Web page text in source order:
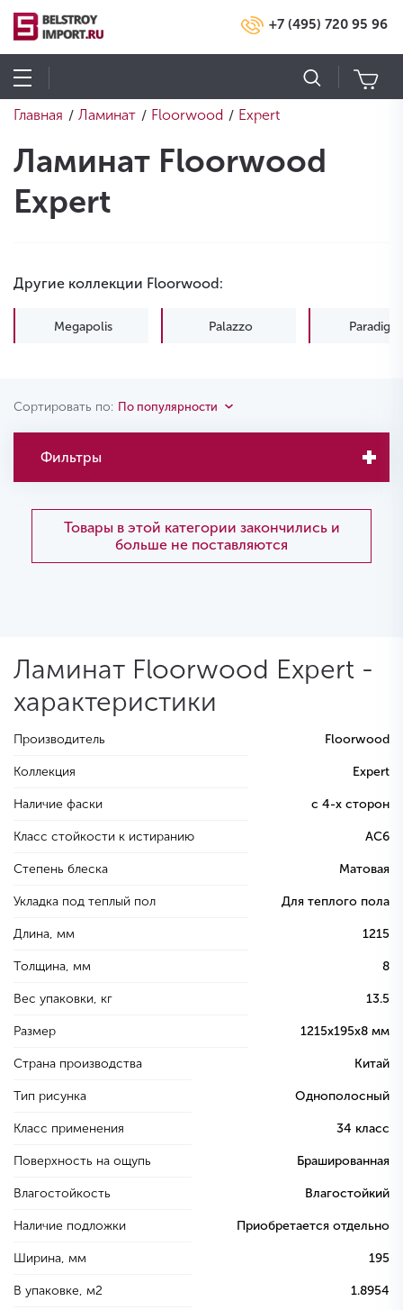
+7 (495) 720 95 96
Главная / Ламинат / Floorwood / Expert
Ламинат Floorwood
Expert
Другие коллекции Floorwood:
Megapolis Palazzo
Сортировать по: По популярности
Фильтры
Товары в этой категории закончились и
больше не поставляются
Ламинат Floorwood Expert -
характеристики
Производитель Floorwood
Коллекция Expert
Наличие фаски с 4-х сторон
Класс стойкости к истиранию AC6
Степень блеска Матовая
Укладка под теплый пол Для теплого пола
Длина, мм 1215
Толщина, мм 8
Вес упаковки, кг 13.5
Размер 1215х195х8 мм
Страна производства Китай
Тип рисунка Однополосный
Класс применения 34 класс
Поверхность на ощупь Брашированная
Влагостойкость Влагостойкий
Наличие подложки Приобретается отдельно
Ширина, мм 195
В упаковке, м2 1.8954